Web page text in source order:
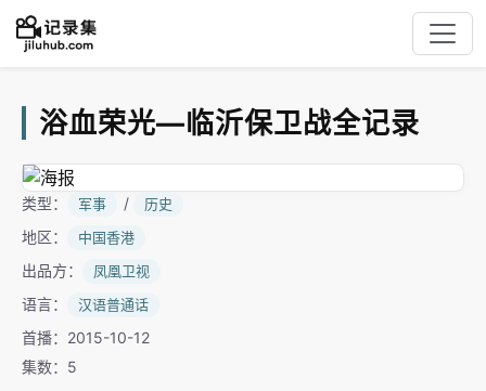
浴血荣光—临沂保卫战全记录
类型： 军事 / 历史
地区： 中国香港
出品方： 凤凰卫视
语言： 汉语普通话
首播：2015-10-12
集数：5